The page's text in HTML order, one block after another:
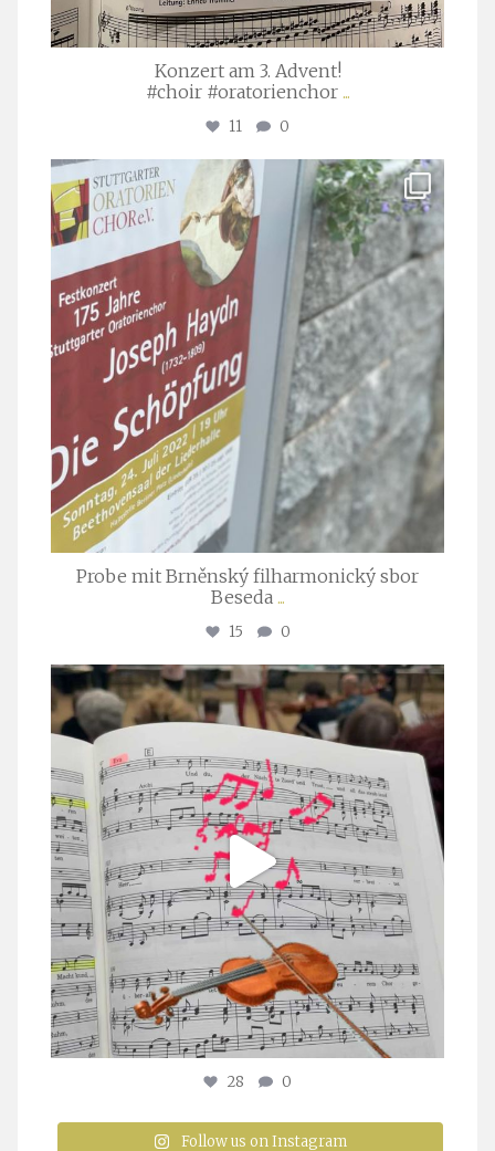
Konzert am 3. Advent!
#choir #oratorienchor ...
11 0
stuttgarter_oratorienchor
Juli 23
Probe mit Brněnský filharmonický sbor
Beseda ...
15 0
stuttgarter_oratorienchor
Juli 23
28 0
Follow us on Instagram